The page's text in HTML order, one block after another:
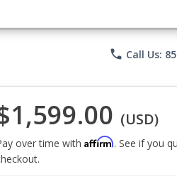
phone Call Us:
(USD)
over time with Affirm. See if you